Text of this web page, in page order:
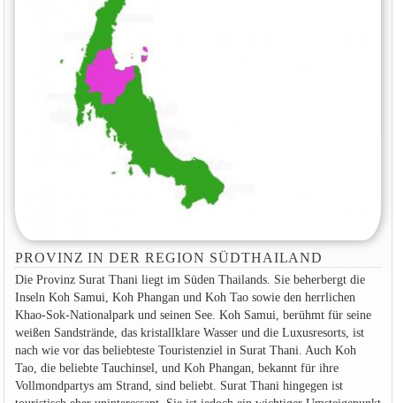
PROVINZ IN DER REGION SÜDTHAILAND
Die Provinz Surat Thani liegt im Süden Thailands. Sie beherbergt die
Inseln Koh Samui, Koh Phangan und Koh Tao sowie den herrlichen
Khao-Sok-Nationalpark und seinen See. Koh Samui, berühmt für seine
weißen Sandstrände, das kristallklare Wasser und die Luxusresorts, ist
nach wie vor das beliebteste Touristenziel in Surat Thani. Auch Koh
Tao, die beliebte Tauchinsel, und Koh Phangan, bekannt für ihre
Vollmondpartys am Strand, sind beliebt. Surat Thani hingegen ist